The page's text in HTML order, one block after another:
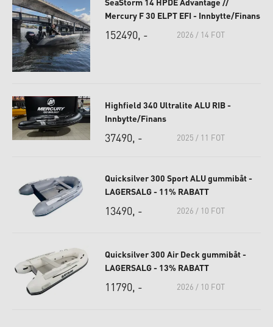
Mercury F 30 ELPT EFI - Innbytte/Finans
152490, - 2026 / 14 FOT
Highfield 340 Ultralite ALU RIB -
Innbytte/Finans
37490, - 2025 / 11 FOT
Quicksilver 300 Sport ALU gummibåt -
LAGERSALG - 11% RABATT
13490, - 2026 / 10 FOT
Quicksilver 300 Air Deck gummibåt -
LAGERSALG - 13% RABATT
11790, - 2026 / 10 FOT